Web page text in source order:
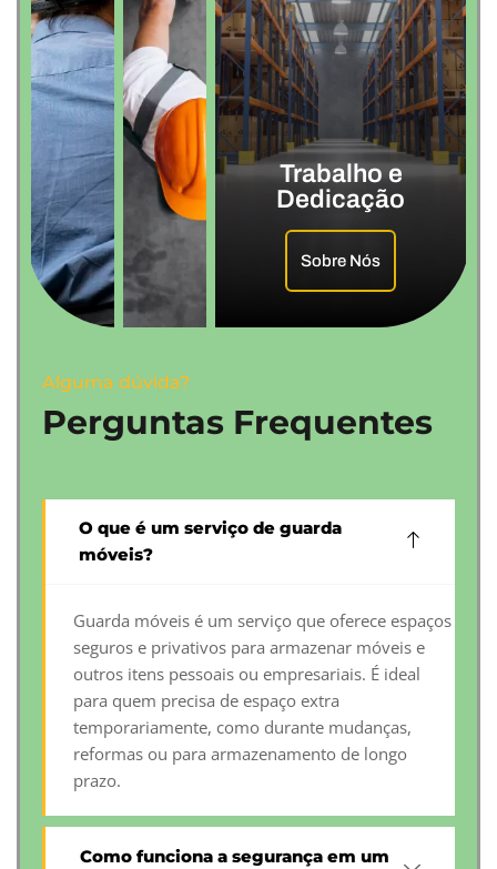
Trabalho e
Dedicação
Sobre Nós
Alguma dúvida?
Perguntas Frequentes
O que é um serviço de guarda
móveis?
Guarda móveis é um serviço que oferece espaços
seguros e privativos para armazenar móveis e
outros itens pessoais ou empresariais. É ideal
para quem precisa de espaço extra
temporariamente, como durante mudanças,
reformas ou para armazenamento de longo
prazo.
Como funciona a segurança em um